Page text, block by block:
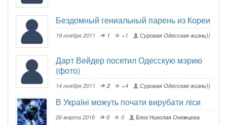
Бездомный гениальный парень из Кореи
19 ноября 2011 1 +1 Суровая Одесская жизнь))
Дарт Вейдер посетил Одесскую мэрию
(фото)
14 ноября 2011 2 +4 Суровая Одесская жизнь))
В Україні можуть почати вирубати ліси
26 марта 2016 0 0 Блог Николая Онемцева